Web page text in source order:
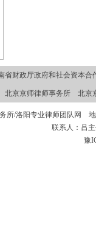
省财政厅政府和社会资本合
北京京师律师事务所 北京
所/洛阳专业律师团队网
联系人：吕
豫